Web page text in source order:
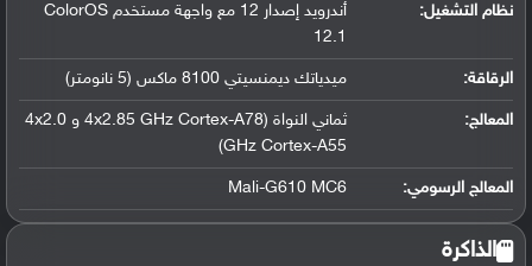
نظام التشغيل:
أندرويد إصدار 12 مع واجهة مستخدم ColorOS
12.1
الرقاقة: ميدياتك ديمنسيتي 8100 ماكس (5 نانومتر)
المعالج:
ثماني النواة (4x2.85 GHz Cortex-A78 و 4x2.0
GHz Cortex-A55)
المعالج الرسومي:
Mali-G610 MC6
الذاكرة